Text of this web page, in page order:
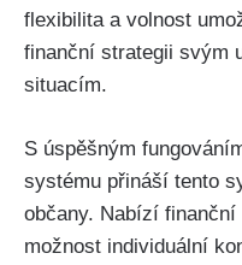
flexibilita a volnost
finanční strategii svým
situacím.
S úspěšným
systému přináší tento
občany. Nabízí
možnost individuální